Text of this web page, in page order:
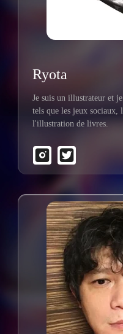
Ryota
Je suis un illustrateur et
tels que les jeux sociaux,
l'illustration de livres.